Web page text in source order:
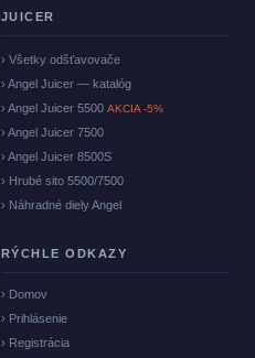
JUICER
› Všetky odšťavovače
› Angel Juicer — katalóg
› Angel Juicer 5500 AKCIA -5%
› Angel Juicer 7500
› Angel Juicer 8500S
› Hrubé sito 5500/7500
› Náhradné diely Angel
RÝCHLE ODKAZY
› Domov
› Prihlásenie
› Registrácia